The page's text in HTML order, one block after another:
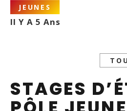
JEUNES
Il Y A 5 Ans
STAGES